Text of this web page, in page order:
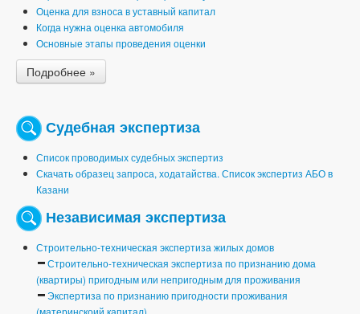
Оценка для взноса в уставный капитал
Когда нужна оценка автомобиля
Основные этапы проведения оценки
Подробнее »
Судебная экспертиза
Список проводимых судебных экспертиз
Скачать образец запроса, ходатайства. Список экспертиз АБО в
Казани
Независимая экспертиза
Строительно-техническая экспертиза жилых домов
Строительно-техническая экспертиза по признанию дома
(квартиры) пригодным или непригодным для проживания
Экспертиза по признанию пригодности проживания
(материнскоий капитал)